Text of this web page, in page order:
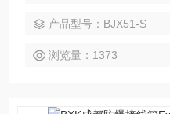
机控制用途；
产品型号：BJX51-S
浏览量：1373